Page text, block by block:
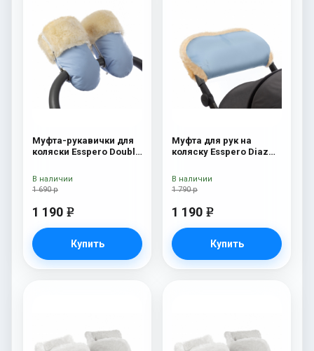
Муфта-рукавички для
коляски Esspero Double
Blue Mountain
1 690 р
1 190 e
Купить
В наличии
Муфта для рук на
коляску Esspero Diaz
Blue Mountain
1 790 р
1 190 e
Купить
В наличии